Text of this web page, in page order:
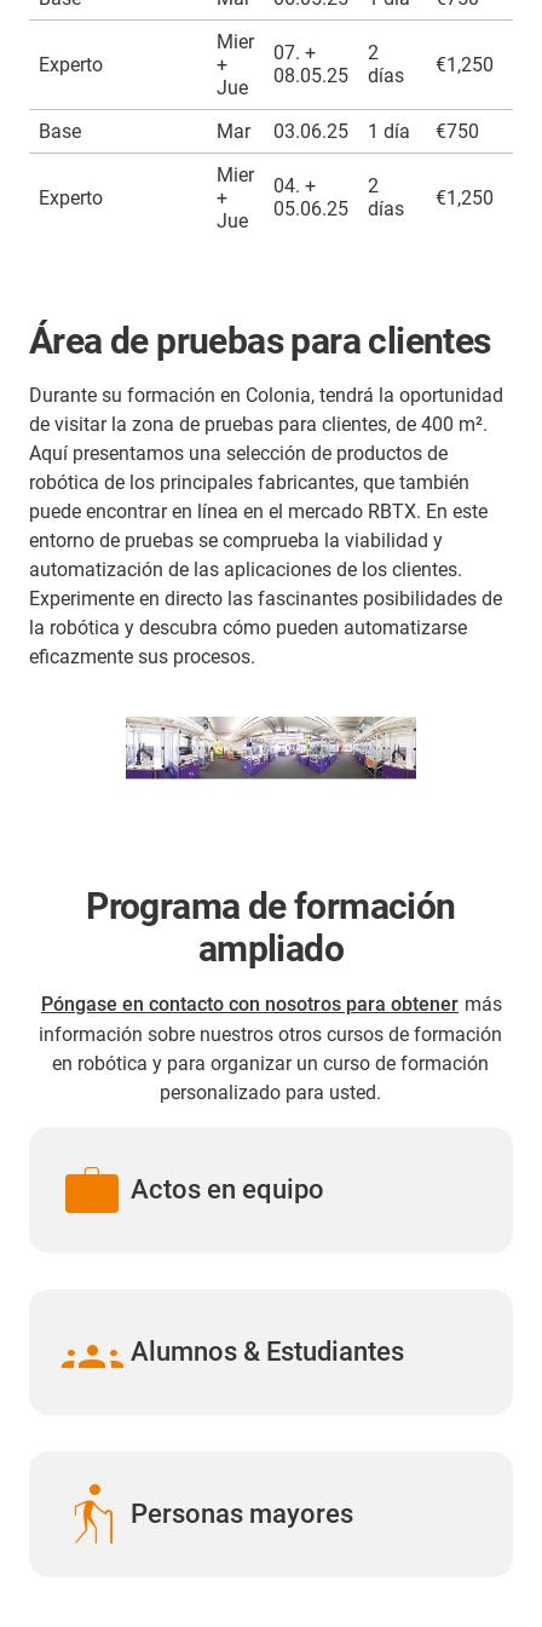
Formulario de inscripción
Experto
Mier
+
Jue
07. +
08.05.25
2
días
€1,250
Base Mar 03.06.25 1 día €750
Experto
Mier
+
Jue
04. +
05.06.25
2
días
€1,250
Área de pruebas para clientes
Durante su formación en Colonia, tendrá la oportunidad
de visitar la zona de pruebas para clientes, de 400 m².
Aquí presentamos una selección de productos de
robótica de los principales fabricantes, que también
puede encontrar en línea en el mercado RBTX. En este
entorno de pruebas se comprueba la viabilidad y
automatización de las aplicaciones de los clientes.
Experimente en directo las fascinantes posibilidades de
la robótica y descubra cómo pueden automatizarse
eficazmente sus procesos.
Programa de formación
ampliado
Póngase en contacto con nosotros para obtener más
información sobre nuestros otros cursos de formación
en robótica y para organizar un curso de formación
personalizado para usted.
work Actos en equipo
groups Alumnos & Estudiantes
elderly Personas mayores